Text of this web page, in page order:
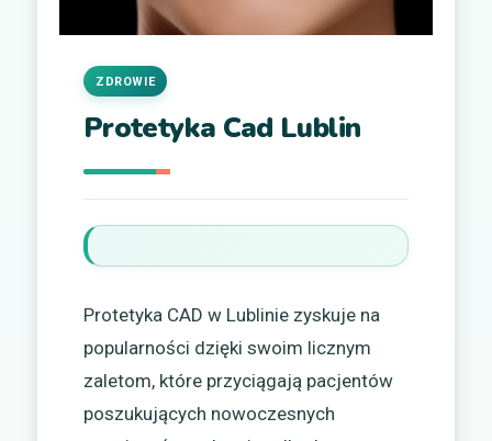
Protetyka Cad Lublin
ZDROWIE
Protetyka CAD w Lublinie zyskuje na
popularności dzięki swoim licznym
zaletom, które przyciągają pacjentów
poszukujących nowoczesnych